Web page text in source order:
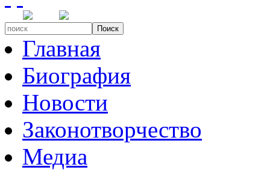
Поиск
Главная
Биография
Новости
Законотворчество
Медиа